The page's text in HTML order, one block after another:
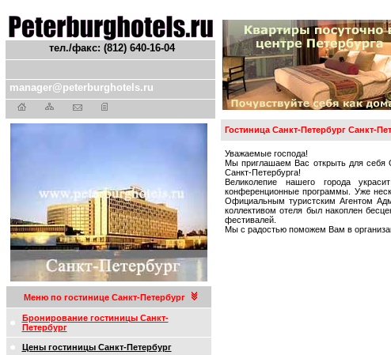
тел./факс: (812) 640-16-04
manager@peterburghotels.ru
Меню по гостинице Санкт-Петербург
Бронирование гостиницы Санкт-
Петербург
Цены гостиницы Санкт-Петербург
Гостиница Санкт-Петербург Санкт-
Уважаемые господа!
Мы приглашаем Вас открыть для себя
Санкт-Петербурга!
Великолепие нашего города
конференционные программы. Уже
Официальным туристским Агентом
коллективом отеля был накоплен
фестивалей.
Мы с радостью поможем Вам в